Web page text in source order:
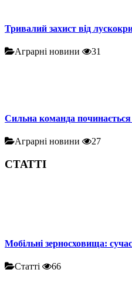
Тривалий захист від
Аграрні новини 31
Сильна команда починається
Аграрні новини 27
СТАТТІ
Мобільні зерносховища:
Статті 66